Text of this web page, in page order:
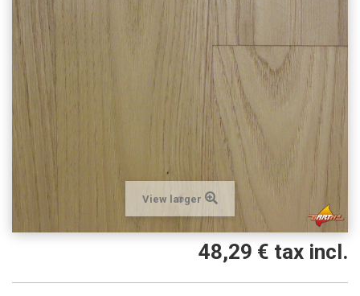
View larger
48,29 € tax incl.